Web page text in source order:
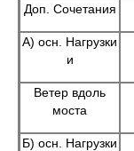
Доп. Сочетания
А) осн. Нагрузки
и
Ветер вдоль
моста
Б) осн. Нагрузки